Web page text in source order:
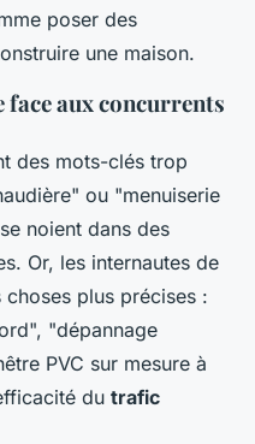
poser des
une maison.
face aux concurrents
des mots-clés trop
ou "menuiserie
noient dans des
Or, les internautes de
plus précises :
"dépannage
PVC sur mesure à
du trafic